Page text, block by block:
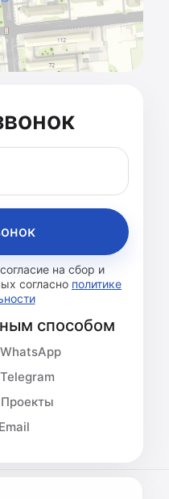
на сбор и
согласно политике
способом
WhatsApp
Telegram
Проекты
Email